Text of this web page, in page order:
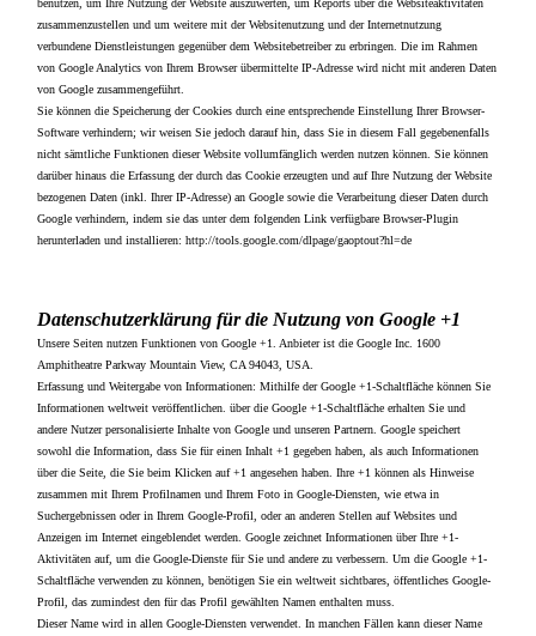
zusammenzustellen und um weitere mit der Websitenutzung und der Internetnutzung
verbundene Dienstleistungen gegenüber dem Websitebetreiber zu erbringen. Die im Rahmen
von Google Analytics von Ihrem Browser übermittelte IP-Adresse wird nicht mit anderen Daten
von Google zusammengeführt.
Sie können die Speicherung der Cookies durch eine entsprechende Einstellung Ihrer Browser-
Software verhindern; wir weisen Sie jedoch darauf hin, dass Sie in diesem Fall gegebenenfalls
nicht sämtliche Funktionen dieser Website vollumfänglich werden nutzen können. Sie können
darüber hinaus die Erfassung der durch das Cookie erzeugten und auf Ihre Nutzung der Website
bezogenen Daten (inkl. Ihrer IP-Adresse) an Google sowie die Verarbeitung dieser Daten durch
Google verhindern, indem sie das unter dem folgenden Link verfügbare Browser-Plugin
herunterladen und installieren: http://tools.google.com/dlpage/gaoptout?hl=de
Datenschutzerklärung für die Nutzung von Google +1
Unsere Seiten nutzen Funktionen von Google +1. Anbieter ist die Google Inc. 1600
Amphitheatre Parkway Mountain View, CA 94043, USA.
Erfassung und Weitergabe von Informationen: Mithilfe der Google +1-Schaltfläche können Sie
Informationen weltweit veröffentlichen. über die Google +1-Schaltfläche erhalten Sie und
andere Nutzer personalisierte Inhalte von Google und unseren Partnern. Google speichert
sowohl die Information, dass Sie für einen Inhalt +1 gegeben haben, als auch Informationen
über die Seite, die Sie beim Klicken auf +1 angesehen haben. Ihre +1 können als Hinweise
zusammen mit Ihrem Profilnamen und Ihrem Foto in Google-Diensten, wie etwa in
Suchergebnissen oder in Ihrem Google-Profil, oder an anderen Stellen auf Websites und
Anzeigen im Internet eingeblendet werden. Google zeichnet Informationen über Ihre +1-
Aktivitäten auf, um die Google-Dienste für Sie und andere zu verbessern. Um die Google +1-
Schaltfläche verwenden zu können, benötigen Sie ein weltweit sichtbares, öffentliches Google-
Profil, das zumindest den für das Profil gewählten Namen enthalten muss.
Dieser Name wird in allen Google-Diensten verwendet. In manchen Fällen kann dieser Name